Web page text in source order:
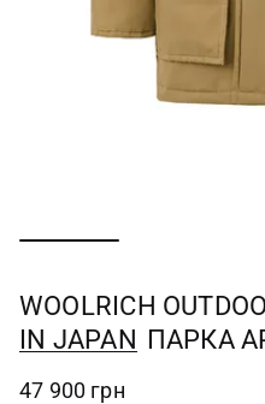
WOOLRICH
IN JAPAN ПАРКА
47 900 грн